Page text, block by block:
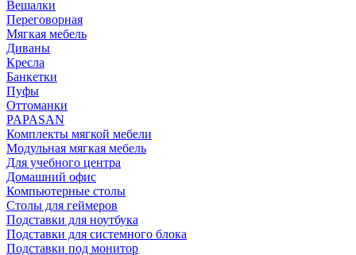
Вешалки
Переговорная
Мягкая мебель
Диваны
Кресла
Банкетки
Пуфы
Оттоманки
PAPASAN
Комплекты мягкой мебели
Модульная мягкая мебель
Для учебного центра
Домашний офис
Компьютерные столы
Столы для геймеров
Подставки для ноутбука
Подставки для системного блока
Подставки под монитор